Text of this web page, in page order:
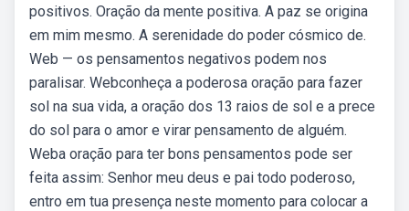
positivos. Oração da mente positiva. A paz se origina
em mim mesmo. A serenidade do poder cósmico de.
Web — os pensamentos negativos podem nos
paralisar. Webconheça a poderosa oração para fazer
sol na sua vida, a oração dos 13 raios de sol e a prece
do sol para o amor e virar pensamento de alguém.
Weba oração para ter bons pensamentos pode ser
feita assim: Senhor meu deus e pai todo poderoso,
entro em tua presença neste momento para colocar a